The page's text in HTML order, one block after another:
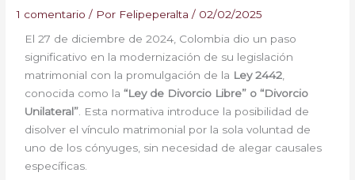
1 comentario / Por Felipeperalta/ 02/02/2025
El 27 de diciembre de 2024, Colombia dio un paso
significativo en la modernización de su legislación
matrimonial con la promulgación de la Ley 2442
conocida como la“Ley de Divorcio Libre” o “Divorcio
Unilateral” . Esta normativa introduce la posibilidad de
disolver el vínculo matrimonial por la sola voluntad de
uno de los cónyuges, sin necesidad de alegar causales
específicas.